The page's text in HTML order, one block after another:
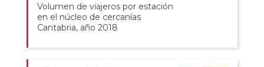
Volumen de viajeros por estación
en el núcleo de cercanías
Cantabria, año 2018